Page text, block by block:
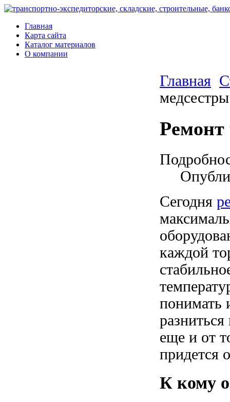
Главная
Карта сайта
Каталог материалов
О компании
Главная
Ремонт
Сегодня
каждой
понимать
еще и от
придется
К кому